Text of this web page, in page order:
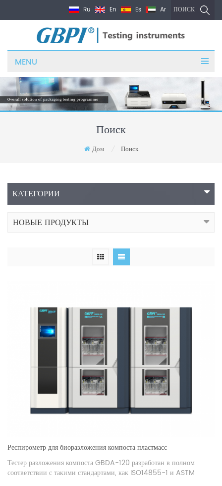
ПОИСК
Ru En Es Ar
MENU
Поиск
Дом Поиск
КАТЕГОРИИ
НОВЫЕ ПРОДУКТЫ
Респирометр для биоразложения компоста пластмасс
Тестер разложения компоста GBDA-120 разработан в полном
соответствии с такими стандартами, как ISO14855-1 и ASTM